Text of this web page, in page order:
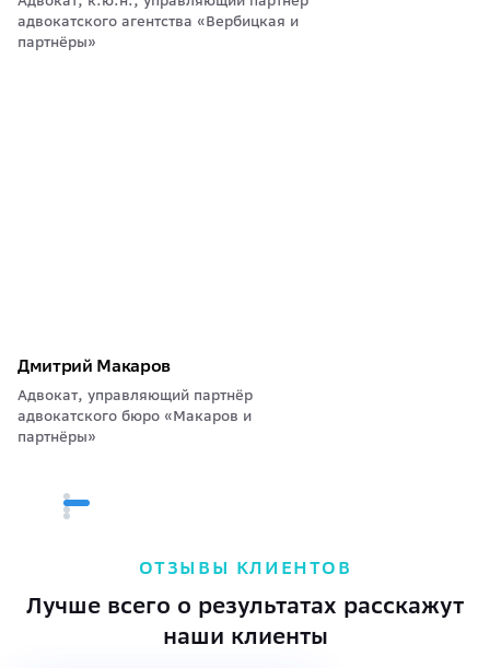
адвокатского агентства «Вербицкая и
партнёры»
Дмитрий Макаров
Адвокат, управляющий партнёр
адвокатского бюро «Макаров и
партнёры»
ОТЗЫВЫ КЛИЕНТОВ
Лучше всего о результатах расскажут
наши клиенты